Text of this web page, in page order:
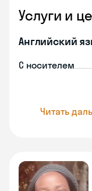
Услуги и
Английский
С носителем
Читать